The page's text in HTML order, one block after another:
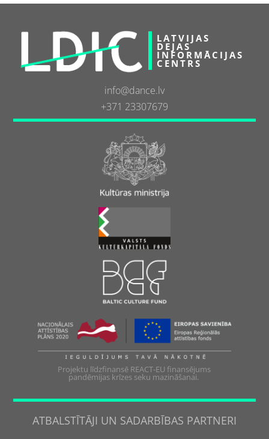
LATVIJAS
DEJAS
INFORMĀCIJAS
CENTRS
info@dance.lv
+371 23307679
Projektu līdzfinansē REACT-EU finansējums
pandēmijas krīzes seku mazināšanai.
ATBALSTĪTĀJI UN SADARBĪBAS PARTNERI